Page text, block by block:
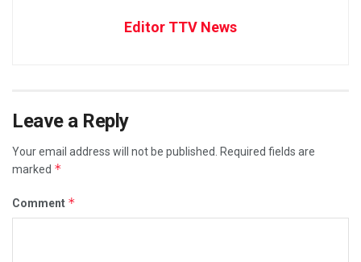
Editor TTV News
Leave a Reply
Your email address will not be published.
Required fields are
marked *
Comment *